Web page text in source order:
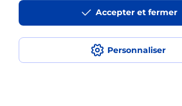
Personnaliser
Accepter et fermer
Accessibilité : partiellement conforme
Conditions contractuelles
Mentions légales